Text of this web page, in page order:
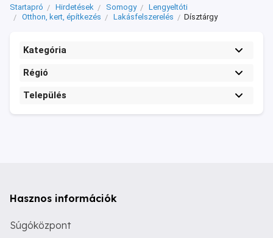
Startapró Hirdetések Somogy
Lengyeltóti
Otthon, kert, építkezés
Lakásfelszerelés Dísztárgy
Kategória
Régió
Település
Hasznos információk
Súgóközpont